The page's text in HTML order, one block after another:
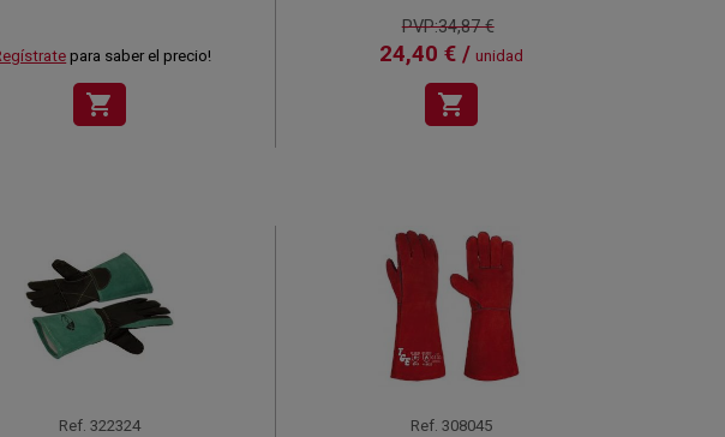
para saber el precio!
shopping_cart
PVP:34,87 €
24,40 € / unidad
shopping_cart
Ref. 322324 Ref. 308045